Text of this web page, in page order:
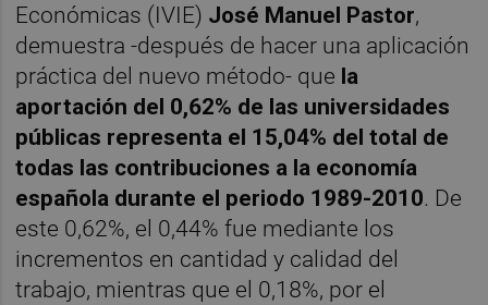
Económicas (IVIE) José Manuel Pastor,
demuestra -después de hacer una aplicación
práctica del nuevo método- que la
aportación del 0,62% de las universidades
públicas representa el 15,04% del total de
todas las contribuciones a la economía
española durante el periodo 1989-2010. De
este 0,62%, el 0,44% fue mediante los
incrementos en cantidad y calidad del
trabajo, mientras que el 0,18%, por el